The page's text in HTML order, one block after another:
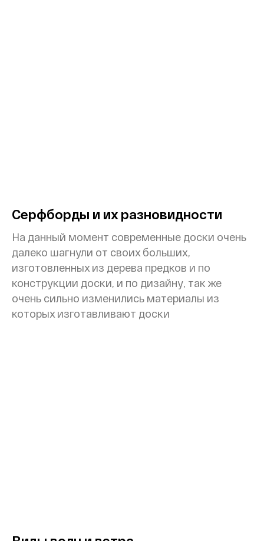
Серфборды и их разновидности
На данный момент современные доски очень
далеко шагнули от своих больших,
изготовленных из дерева предков и по
конструкции доски, и по дизайну, так же
очень сильно изменились материалы из
которых изготавливают доски